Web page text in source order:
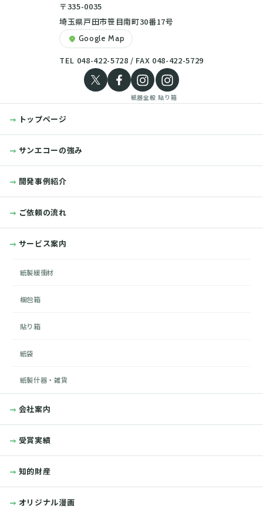
〒335-0035
埼玉県戸田市笹目南町30番17号
location_on Google Map
TEL 048-422-5728 / FAX 048-422-5729
紙器全般 貼り箱
トップページ
サンエコーの強み
開発事例紹介
ご依頼の流れ
サービス案内
紙製緩衝材
梱包箱
貼り箱
紙袋
紙製什器・雑貨
会社案内
受賞実績
知的財産
オリジナル漫画